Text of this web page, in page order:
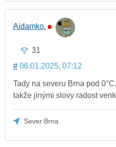
Aidamko.
31
# 06.01.2025, 07:12
Tady na severu Brna pod
takže jinými slovy radost
Sever Brna